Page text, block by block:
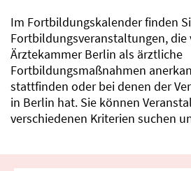
Im Fortbildungskalender finden
Fortbildungsveranstaltungen, die
Ärztekammer Berlin als ärztliche
Fortbildungsmaßnahmen
stattfinden oder bei denen der
in Berlin hat. Sie können
verschiedenen Kriterien suchen